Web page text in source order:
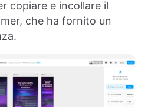
copiare e incollare il
che ha fornito un